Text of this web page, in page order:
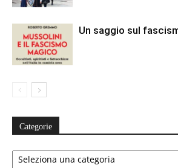
Un saggio sul
Categorie
Categorie